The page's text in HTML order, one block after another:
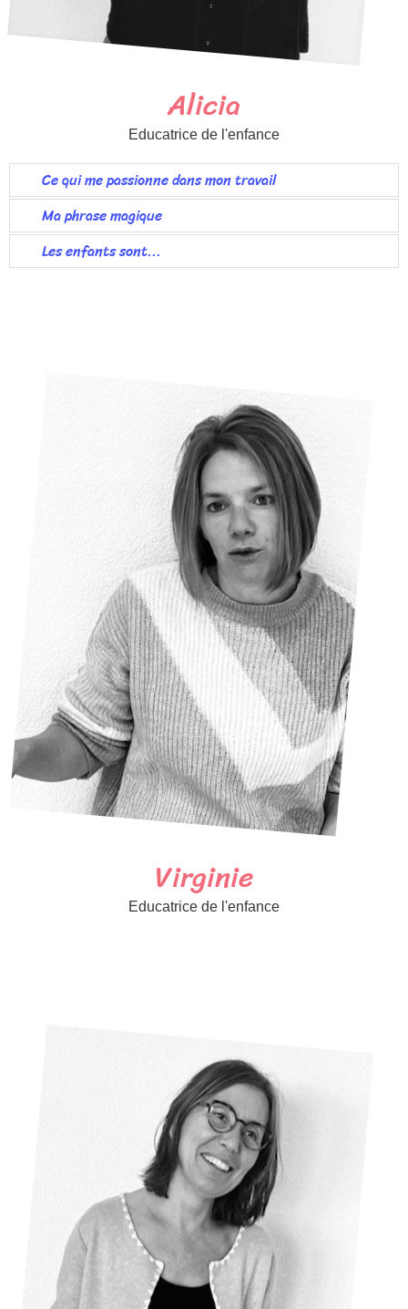
Alicia
Educatrice de l'enfance
Ce qui me passionne dans mon travail
Ma phrase magique
Les enfants sont...
Virginie
Educatrice de l'enfance